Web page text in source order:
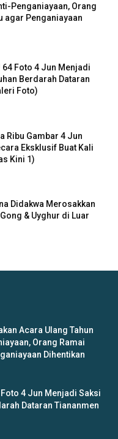
Penganiayaan, Orang
agar Penganiayaan
Foto 4 Jun Menjadi
Berdarah Dataran
Foto)
Ribu Gambar 4 Jun
Eksklusif Buat Kali
Kini 1)
Didakwa Merosakkan
& Uyghur di Luar
Acara Ulang Tahun
Orang Ramai
Dihentikan
4 Jun Menjadi Saksi
Dataran Tiananmen